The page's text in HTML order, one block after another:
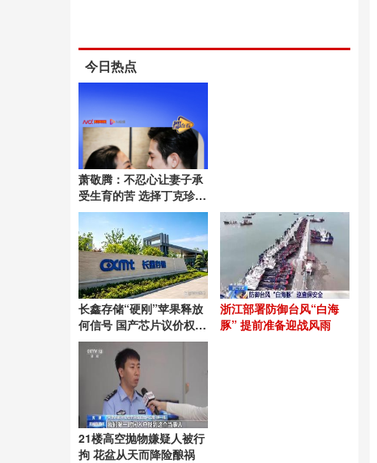
今日热点
萧敬腾：不忍心让妻子承
受生育的苦 选择丁克珍惜
当下
长鑫存储“硬刚”苹果释放
何信号 国产芯片议价权崛
起
浙江部署防御台风“白海
豚” 提前准备迎战风雨
21楼高空抛物嫌疑人被行
拘 花盆从天而降险酿祸